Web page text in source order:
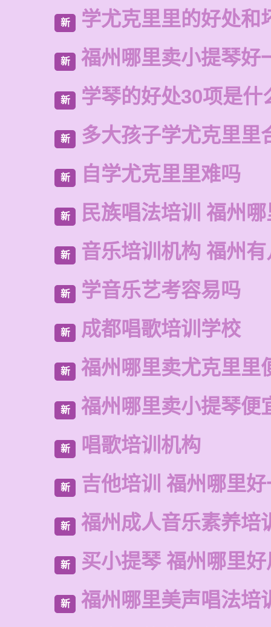
新 学尤克里里的好处和
新 福州哪里卖小提琴好
新 学琴的好处30项是什
新 多大孩子学尤克里里
新 自学尤克里里难吗
新 民族唱法培训 福州
新 音乐培训机构 福州
新 学音乐艺考容易吗
新 成都唱歌培训学校
新 福州哪里卖尤克里里
新 福州哪里卖小提琴便
新 唱歌培训机构
新 吉他培训 福州哪里
新 福州成人音乐素养培
新 买小提琴 福州哪里好
新 福州哪里美声唱法培